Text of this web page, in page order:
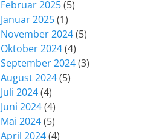
Februar 2025(5)
Januar 2025(1)
November 2024(5)
Oktober 2024(4)
September 2024(3)
August 2024(5)
Juli 2024(4)
Juni 2024(4)
Mai 2024(5)
April 2024(4)